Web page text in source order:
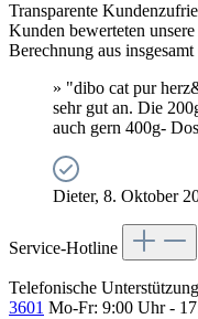
Transparente
Kunden bewerteten
Berechnung aus
» "dibo cat pur
sehr gut an. Die
auch gern 400g-
Dieter, 8. Oktober
Service-Hotline
Telefonische
3601 Mo-Fr: 9:00 Uhr -